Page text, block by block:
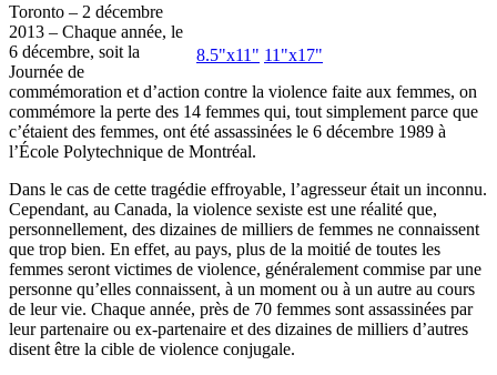
8.5"x11 " 11"x17"
Toronto – 2 décembre
2013 – Chaque année, le
6 décembre, soit la
Journée de
commémoration et d’action contre la violence faite aux femmes, on
commémore la perte des 14 femmes qui, tout simplement parce que
c’étaient des femmes, ont été assassinées le 6 décembre 1989 à
l’École Polytechnique de Montréal.
Dans le cas de cette tragédie effroyable, l’agresseur était un inconnu.
Cependant, au Canada, la violence sexiste est une réalité que,
personnellement, des dizaines de milliers de femmes ne connaissent
que trop bien. En effet, au pays, plus de la moitié de toutes les
femmes seront victimes de violence, généralement commise parune
personne qu’elles connaissent, à un moment ou à un autre au cours
de leurvie. Chaque année, près de 70 femmes sont assassinées par
leur partenaire ou ex-partenaire et des dizaines de milliers d’autres
disent être la cible de violence conjugale.